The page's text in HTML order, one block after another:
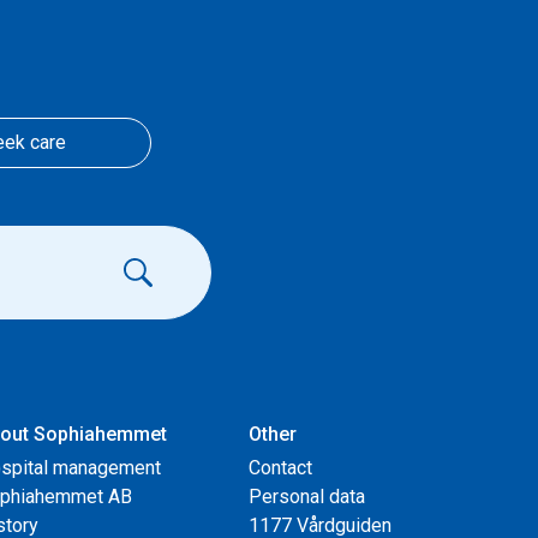
care
Sophiahemmet
management
AB
Other
Contact
Personal data
1177 Vårdguiden